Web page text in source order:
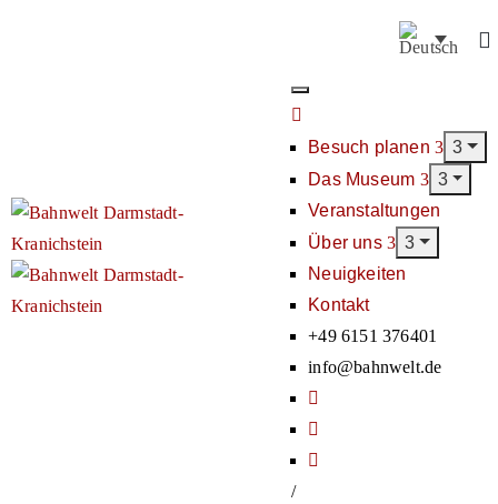
Besuch planen
Das Museum
Veranstaltungen
Über uns
Neuigkeiten
Kontakt
+49 6151 376401
info@bahnwelt.de
/